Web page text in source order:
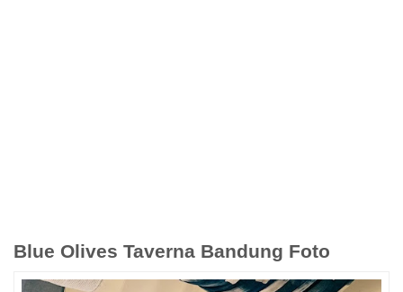
Blue Olives Taverna Bandung Foto